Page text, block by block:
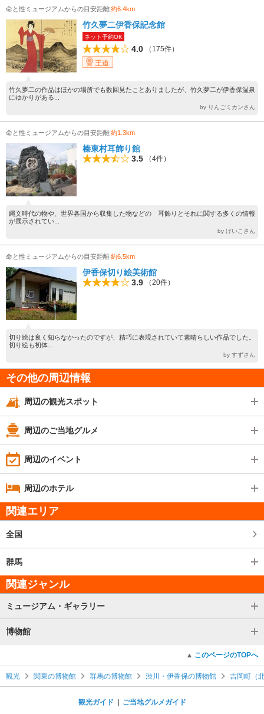
命と性ミュージアムからの目安距離約6.4km
竹久夢二伊香保記念館
ネット予約OK
4.0
（175件）
王道
竹久夢二の作品はほかの場所でも数回見たことありましたが、竹久夢二が伊香保温泉
にゆかりがある...
by りんごミカンさん
命と性ミュージアムからの目安距離約1.3km
榛東村耳飾り館
3.5
（4件）
縄文時代の物や、世界各国から収集した物などの 耳飾りとそれに関する多くの情報
が展示されてい...
by けいこさん
命と性ミュージアムからの目安距離約6.5km
伊香保切り絵美術館
3.9
（20件）
切り絵は良く知らなかったのですが、精巧に表現されていて素晴らしい作品でした。
切り絵も初体...
by すずさん
その他の周辺情報
周辺の観光スポット
周辺のご当地グルメ
周辺のイベント
周辺のホテル
関連エリア
全国
群馬
関連ジャンル
ミュージアム・ギャラリー
博物館
このページのTOPへ
観光 関東の博物館 群馬の博物館 渋川・伊香保の博物館 吉岡町（
観光ガイド ご当地グルメガイド